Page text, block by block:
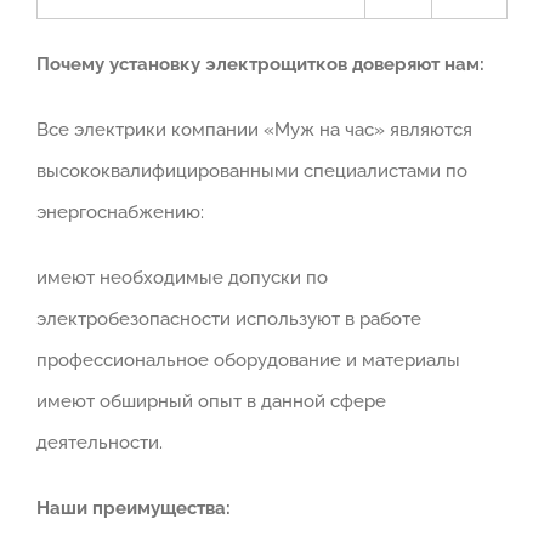
Почему установку электрощитков доверяют нам:
Все электрики компании «Муж на час» являются
высококвалифицированными специалистами по
энергоснабжению:
имеют необходимые допуски по
электробезопасности используют в работе
профессиональное оборудование и материалы
имеют обширный опыт в данной сфере
деятельности.
Наши преимущества: